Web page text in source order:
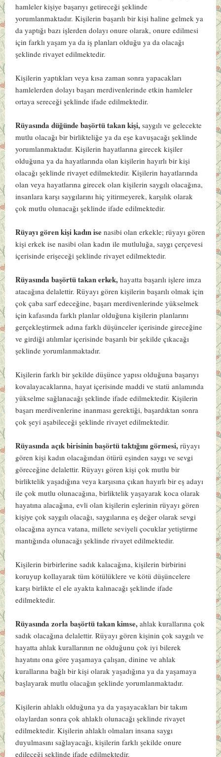
hamleler kişiye başarıyı getireceği şeklinde
yorumlanmaktadır. Kişilerin başarılı bir kişi haline gelmek ya
da yaptığı bazı işlerden dolayı onure olarak, onure edilmesi
için farklı yaşam ya da iş planları olduğu ya da olacağı
şeklinde rivayet edilmektedir.
Kişilerin yaptıkları veya kısa zaman sonra yapacakları
hamlelerden dolayı başarı merdivenlerinde etkin hamleler
ortaya sereceği şeklinde ifade edilmektedir.
Rüyasında düğünde başörtü takan kişi, saygılı ve gelecekte
mutlu olacağı bir birlikteliğe ya da eşe kavuşacağı şeklinde
yorumlanmaktadır. Kişilerin hayatlarına girecek kişiler
olduğuna ya da hayatlarında olan kişilerin hayırlı bir kişi
olacağı şeklinde rivayet edilmektedir. Kişilerin hayatlarında
olan veya hayatlarına girecek olan kişilerin saygılı olacağına,
insanlara karşı saygılarını hiç yitirmeyerek, karşılık olarak
çok mutlu olunacağı şeklinde ifade edilmektedir.
Rüyayı gören kişi kadın isenasibi olan erkekle; rüyayı gören
kişi erkek ise nasibi olan kadın ile mutluluğa, saygı çerçevesi
içerisinde erişeceği şeklinde rivayet edilmektedir.
Rüyasında başörtü takan erkek, hayatta başarılı işlere imza
atacağına delalettir. Rüyayı gören kişilerin başarılı olmak için
çok çaba sarf edeceğine, başarı merdivenlerinde yükselmek
için kafasında farklı planlar olduğuna kişilerin planlarını
gerçekleştirmek adına farklı düşünceler içerisinde gireceğine
ve girdiği atılımlar içerisinde başarılı bir şekilde çıkacağı
şeklinde yorumlanmaktadır.
Kişilerin farklı bir şekilde düşünce yapısı olduğuna başarıyı
kovalayacaklarına, hayat içerisinde maddi ve statü anlamında
yükselme sağlanacağı şeklinde ifade edilmektedir. Kişilerin
başarı merdivenlerine inanması gerektiği, başardıktan sonra
çok şeyi aşabileceği şeklinde rivayet edilmektedir.
Rüyasında açık birisinin başörtü taktığını görmesi, rüyayı
gören kişi kadın olacağından ötürü eşinden saygı ve sevgi
göreceğine delalettir. Rüyayı gören kişi çok mutlu bir
birliktelik yaşadığına veya karşısına çıkan hayırlı bir eş adayı
ile çok mutlu olunacağına, birliktelik yaşayarak koca olarak
hayatına alacağına, evli olan kişilerin eşlerinin rüyayı gören
kişiye çok saygılı olacağı, saygılarına eş değer olarak sevgi
olacağına ayrıca vatana, millete seviyeli çocuklar yetiştirme
mantığında olunacağı şeklinde rivayet edilmektedir.
Kişilerin birbirlerine sadık kalacağına, kişilerin birbirini
koruyup kollayarak tüm kötülüklere ve kötü düşüncelere
karşı birlikte el ele ayakta kalınacağı şeklinde ifade
edilmektedir.
Rüyasında zorla başörtü takan kimse, ahlak kurallarına çok
sadık olacağına delalettir. Rüyayı gören kişinin çok saygılı ve
hayatta ahlak kurallarının ne olduğunu çok iyi bilerek
hayatını ona göre yaşamaya çalışan, dinine ve ahlak
kurallarına bağlı bir kişi olarak yaşadığına ya da yaşamaya
başlayarak mutlu olacağın şeklinde yorumlanmaktadır.
Kişilerin ahlaklı olduğuna ya da yaşayacakları bir takım
olaylardan sonra çok ahlaklı olunacağı şeklinde rivayet
edilmektedir. Kişilerin ahlaklı olmaları insana saygı
duyulmasını sağlayacağı, kişilerin farklı şekilde onure
edileceği şeklinde ifade edilmektedir.